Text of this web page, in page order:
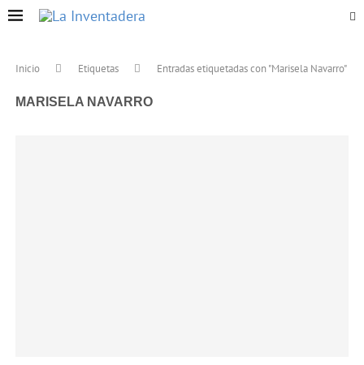
Inicio Etiquetas Entradas etiquetadas con "Marisela Navarro"
MARISELA NAVARRO